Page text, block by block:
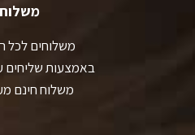
משלוחים לכל
באמצעות שליחים
משלוח חינם מעל